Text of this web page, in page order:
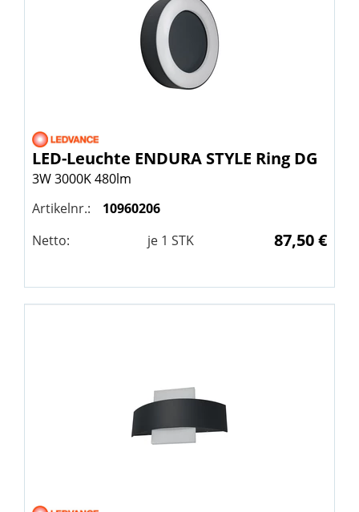
LED-Leuchte ENDURA STYLE Ring DG
3W 3000K 480lm
Artikelnr.:
10960206
Netto:
je 1 STK 87,50 €